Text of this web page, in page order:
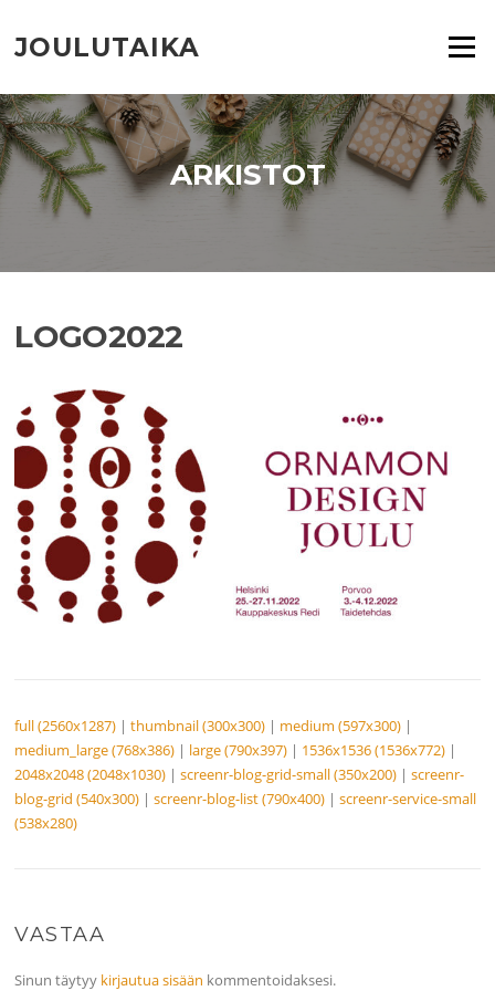
suoraan
sisältöön
JOULUTAIKA Valikko
ARKISTOT
LOGO2022
full (2560x1287) |thumbnail (300x300) | medium (597x300) |
medium_large (768x386) | large (790x397) | 1536x1536 (1536x772) |
2048x2048 (2048x1030) |screenr-blog-grid-small (350x200) |screenr-
blog-grid (540x300) |screenr-blog-list (790x400) |screenr-service-small
(538x280)
VASTAA
Sinun täytyy kirjautua sisään kommentoidaksesi.